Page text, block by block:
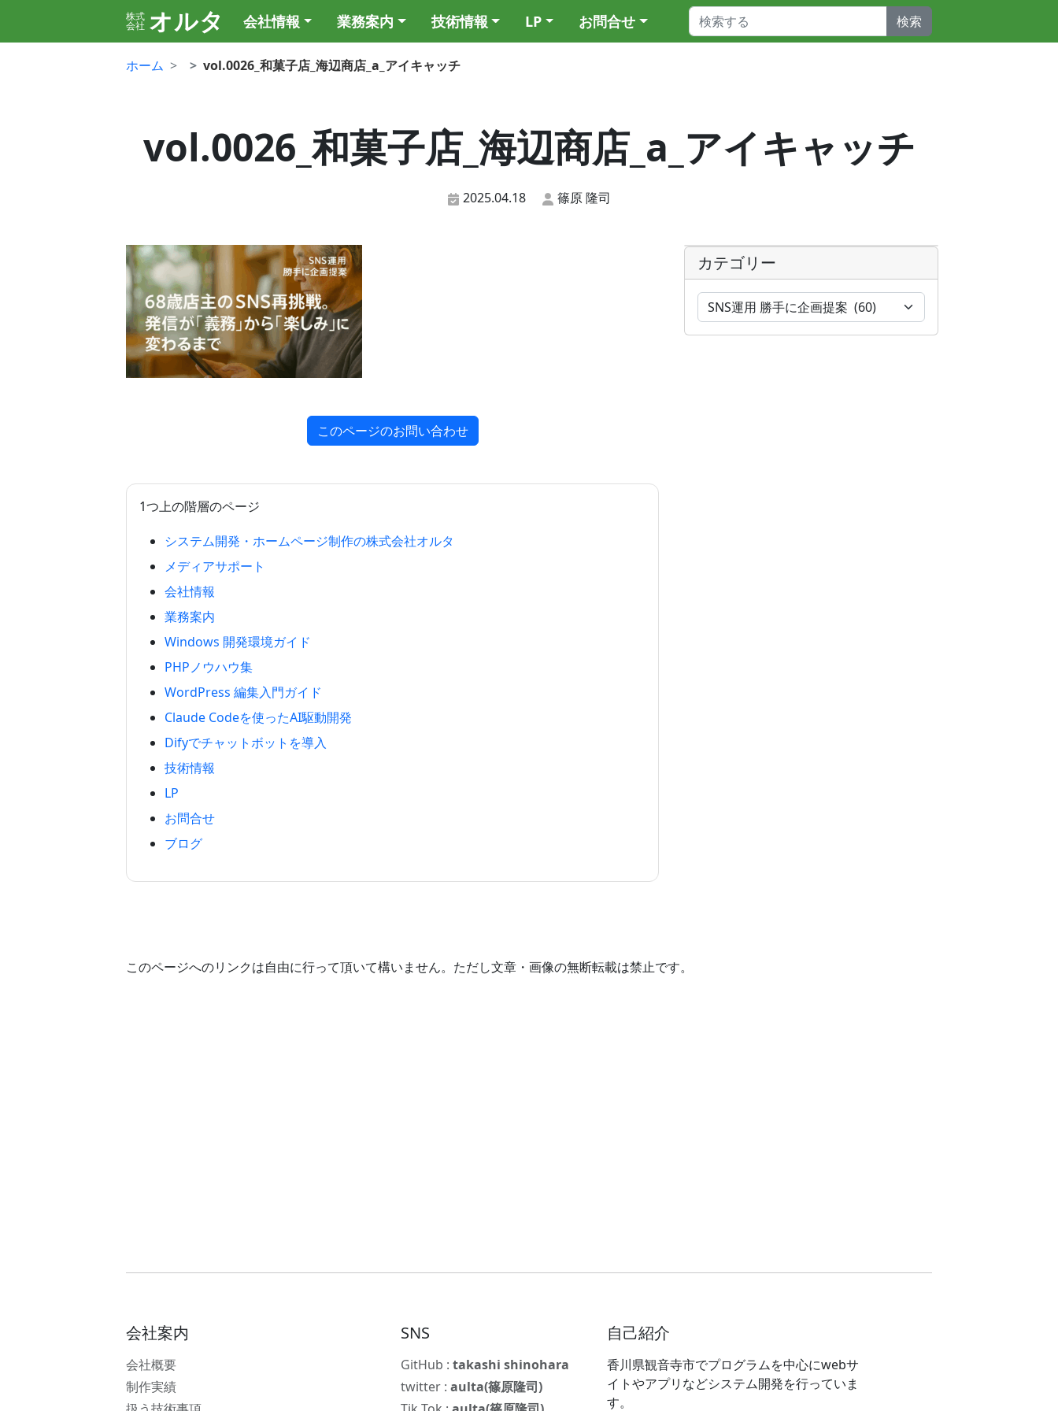
株式
会社 オルタ 会社情報 業務案内 技術情報 LP お問合せ 検索
ホーム vol.0026_和菓子店_海辺商店_a_アイキャッチ
vol.0026_和菓子店_海辺商店_a_アイキャッチ
2025.04.18 篠原 隆司
このページのお問い合わせ
1つ上の階層のページ
システム開発・ホームページ制作の株式会社オルタ
メディアサポート
会社情報
業務案内
Windows 開発環境ガイド
PHPノウハウ集
WordPress 編集入門ガイド
Claude Codeを使ったAI駆動開発
Difyでチャットボットを導入
技術情報
LP
お問合せ
ブログ
カテゴリー
このページへのリンクは自由に行って頂いて構いません。ただし文章・画像の無断転載は禁止です。
会社案内
会社概要
制作実績
SNS
GitHub :takashi shinohara
twitter :aulta(篠原隆司)
自己紹介
香川県観音寺市でプログラムを中心にwebサ
イトやアプリなどシステム開発を行っていま
す。